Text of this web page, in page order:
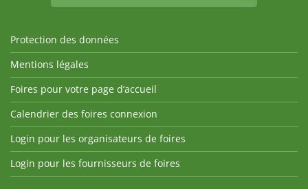
Protection des données
Mentions légales
Foires pour votre page d’accueil
Calendrier des foires connexion
Login pour les organisateurs de foires
Login pour les fournisseurs de foires